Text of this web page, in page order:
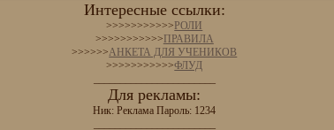
Интересные ссылки:
>>>>>>>>>>> РОЛИ
>>>>>>>>>>> ПРАВИЛА
>>>>>>АНКЕТА ДЛЯ УЧЕНИКОВ
>>>>>>>>>>>ФЛУД
Для рекламы:
Ник: Реклама Пароль: 1234